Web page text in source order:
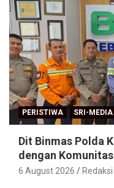
PERISTIWA SRI-MEDIA
Dit Binmas Polda
dengan
6 August 2026 Redaksi